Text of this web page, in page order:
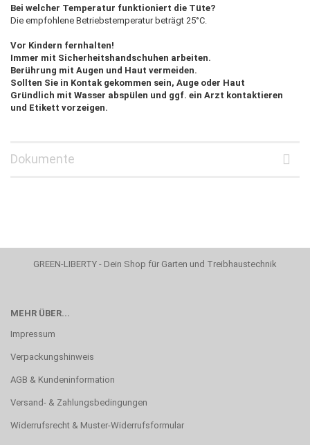
Bei welcher Temperatur funktioniert die Tüte?
Die empfohlene Betriebstemperatur beträgt 25°C.
Vor Kindern fernhalten!
Immer mit Sicherheitshandschuhen arbeiten.
Berührung mit Augen und Haut vermeiden.
Sollten Sie in Kontak gekommen sein, Auge oder Haut
Gründlich mit Wasser abspülen und ggf. ein Arzt kontaktieren
und Etikett vorzeigen.
Dokumente
GREEN-LIBERTY - Dein Shop für Garten und Treibhaustechnik
MEHR ÜBER...
Impressum
Verpackungshinweis
AGB & Kundeninformation
Versand- & Zahlungsbedingungen
Widerrufsrecht & Muster-Widerrufsformular